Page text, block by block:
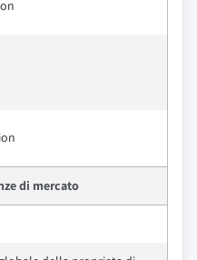
di mercato